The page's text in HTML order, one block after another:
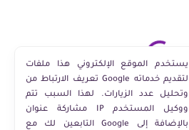
يستخدم الموقع الإلكتروني هذا ملفات
تعريف الارتباط من Google لتقديم خدماته
وتحليل عدد الزيارات. لهذا السبب تتم
مشاركة عنوان IP ووكيل المستخدم
التابعين لك مع Google بالإضافة إلى